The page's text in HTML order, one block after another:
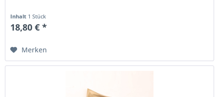
Inhalt 1 Stück
18,80 € *
Merken